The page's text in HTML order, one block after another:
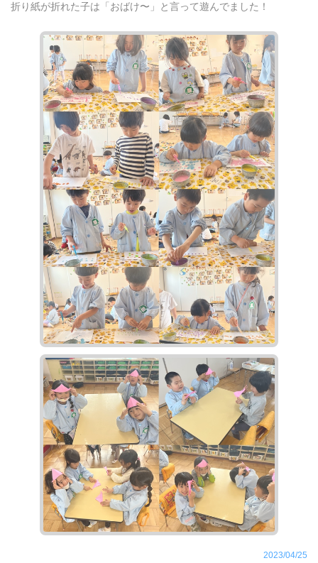
折り紙が折れた子は「おばけ〜」と言って遊んでました！
2023/04/25